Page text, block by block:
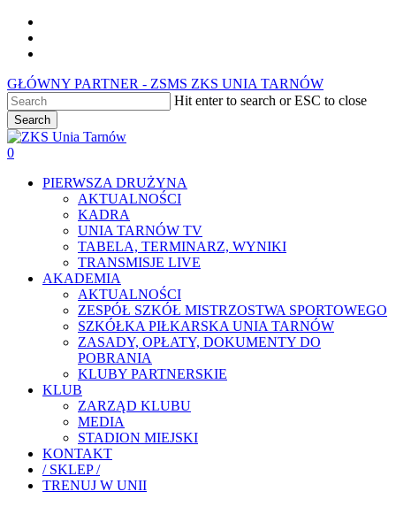
Skip
main
GŁÓWNY PARTNER - ZSMS ZKS UNIA TARNÓW
Hit enter to search or ESC to close
Search
Close
Search
0
PIERWSZA DRUŻYNA
AKTUALNOŚCI
KADRA
UNIA TARNÓW TV
TABELA, TERMINARZ, WYNIKI
TRANSMISJE LIVE
AKADEMIA
AKTUALNOŚCI
ZESPÓŁ SZKÓŁ MISTRZOSTWA SPORTOWEGO
SZKÓŁKA PIŁKARSKA UNIA TARNÓW
ZASADY, OPŁATY, DOKUMENTY DO
POBRANIA
KLUBY PARTNERSKIE
KLUB
ZARZĄD KLUBU
MEDIA
STADION MIEJSKI
KONTAKT
/ SKLEP /
TRENUJ W UNII